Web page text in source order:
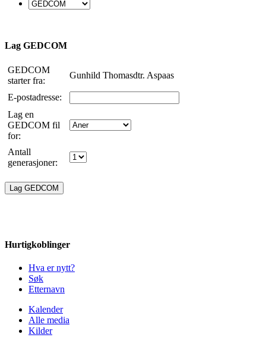
Lag GEDCOM
GEDCOM
starter fra:
Gunhild Thomasdtr. Aspaas
E-postadresse:
Lag en
GEDCOM fil
for:
Antall
generasjoner:
Hurtigkoblinger
Hva er nytt?
Søk
Etternavn
Kalender
Alle media
Kilder